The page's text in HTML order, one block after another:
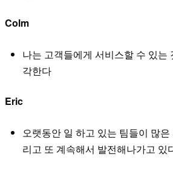
Colm
나는 고객들에게 서비스할 수 있는
각한다
Eric
오랫동안 일 하고 있는 팀들이 많
리고 또 계속해서 발전해나가고 있